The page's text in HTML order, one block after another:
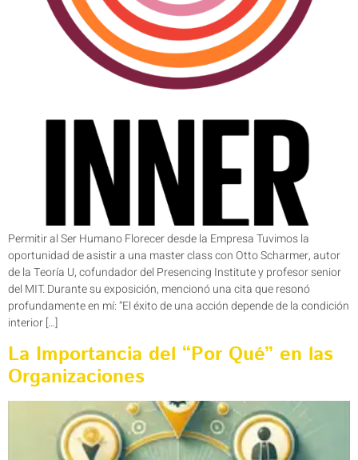
Permitir al Ser Humano Florecer desde la Empresa Tuvimos la
oportunidad de asistir a una master class con Otto Scharmer, autor
de la Teoría U, cofundador del Presencing Institute y profesor senior
del MIT. Durante su exposición, mencionó una cita que resonó
profundamente en mí: “El éxito de una acción depende de la condición
interior […]
La Importancia del “Por Qué” en las
Organizaciones